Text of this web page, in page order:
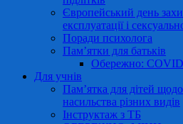
Європейський день
експлуатації і
Поради психолога
Пам’ятки для батьків
Обережно:
Для учнів
Пам’ятка для дітей
насильства різних видів
Інструктаж з ТБ